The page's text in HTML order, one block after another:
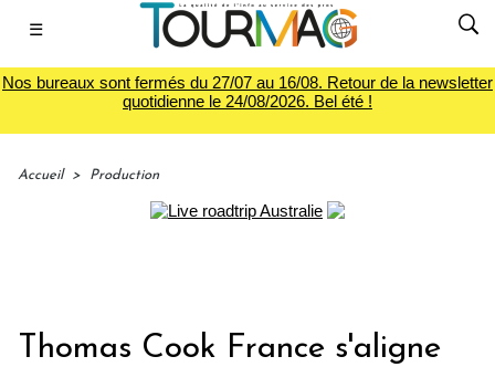
☰
Nos bureaux sont fermés du 27/07 au 16/08. Retour de la newsletter
quotidienne le 24/08/2026. Bel été !
Accueil > Production
Thomas Cook France s'aligne